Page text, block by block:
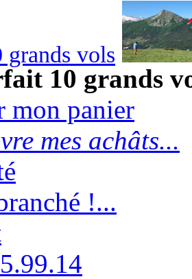
vols
10 grands
mon panier
mes achâts...
!...